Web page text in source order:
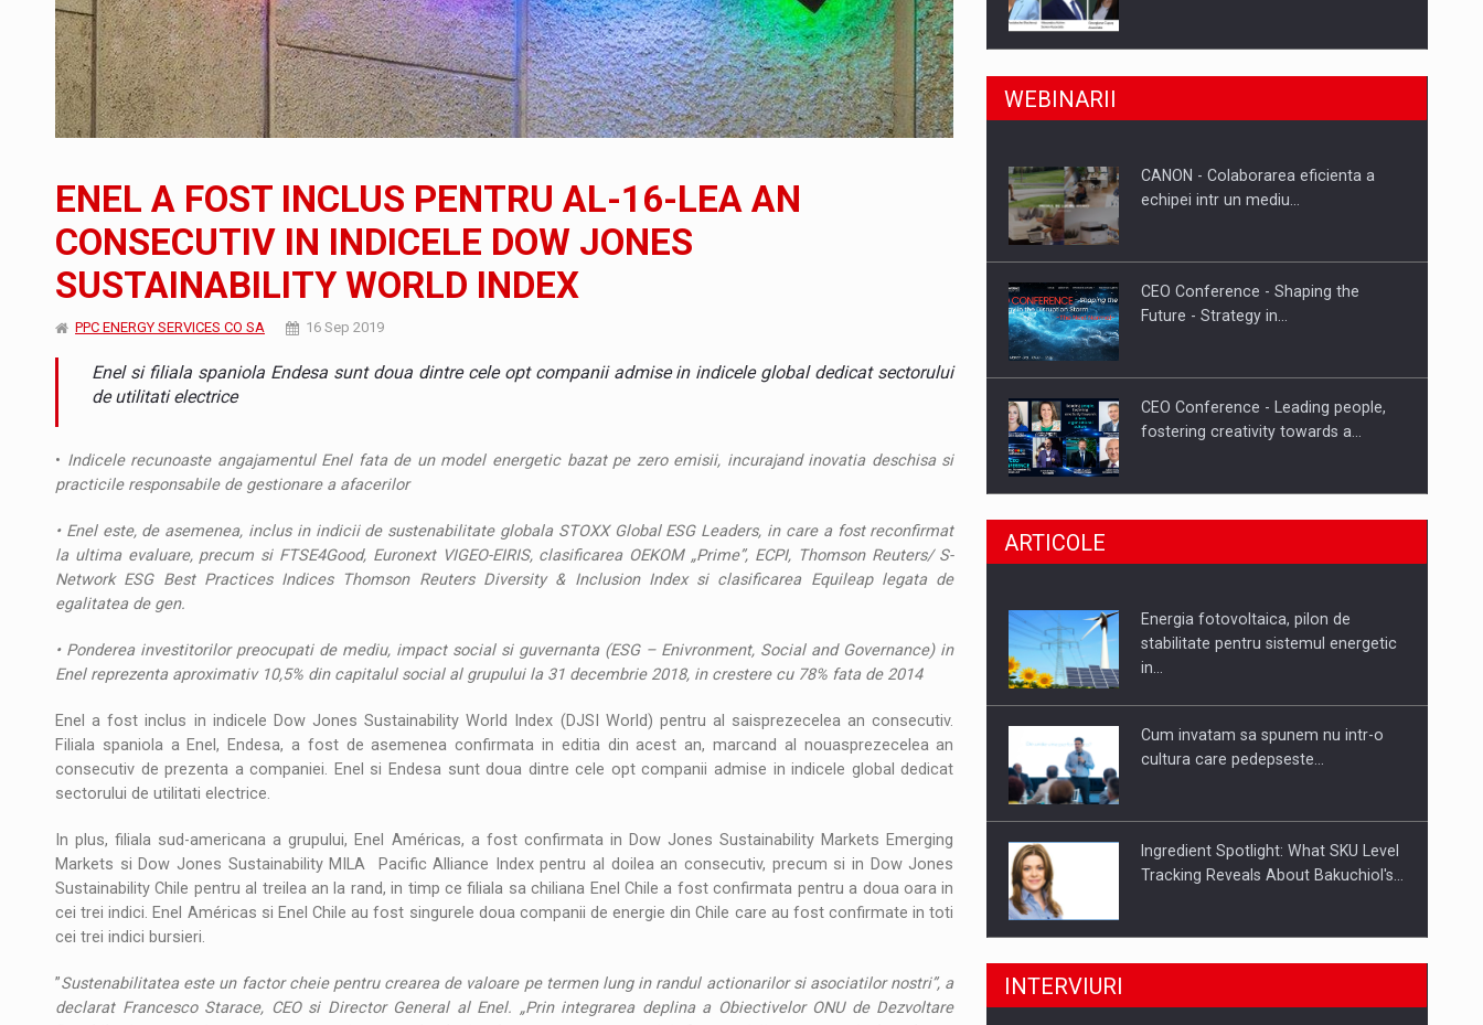
STIRI Hard Enduro Piatra Craiului 2026, fueled by benzinariile RO concept OSCAR – peste 500 de participanti
STIRI Fondul de investitii BoldMind si echipa de management a Pall-Ex, liderul pietei de transport paletizat din Romania, preiau compania intr-o tranzactie de peste 25…
STIRI RANGE ROVER DEZVALUIE AL CINCILEA MEMBRU AL FAMILIEI: RANGE ROVER GT
STIRI Noul Mercedes-Benz VLE este acum disponibil pentru comanda intr-o gama extinsa de variante atragatoare
STIRI JAECOO 5 SHS-H a ajuns in Romania
ARTICOLE Proteinmaxxing and the Future of Protein Demand
ENEL A FOST INCLUS PENTRU AL-16-LEA AN
CONSECUTIV IN INDICELE DOW JONES
SUSTAINABILITY WORLD INDEX
PPC ENERGY SERVICES CO SA 16 Sep 2019
Enel si filiala spaniola Endesa sunt doua dintre cele opt companii admise in indicele global dedicat sectorului
de utilitati electrice
• Indicele recunoaste angajamentul Enel fata de un model energetic bazat pe zero emisii, incurajand inovatia deschisa si
practicile responsabile de gestionare a afacerilor
• Enel este, de asemenea, inclus in indicii de sustenabilitate globala STOXX Global ESG Leaders, in care a fost reconfirmat
la ultima evaluare, precum si FTSE4Good, Euronext VIGEO-EIRIS, clasificarea OEKOM „Prime”, ECPI, Thomson Reuters/ S-
Network ESG Best Practices Indices Thomson Reuters Diversity & Inclusion Index si clasificarea Equileap legata de
egalitatea de gen.
• Ponderea investitorilor preocupati de mediu, impact social si guvernanta (ESG – Enivronment, Social and Governance) in
Enel reprezenta aproximativ 10,5% din capitalul social al grupului la 31 decembrie 2018, in crestere cu 78% fata de 2014
Enel a fost inclus in indicele Dow Jones Sustainability World Index (DJSI World) pentru al saisprezecelea an consecutiv.
Filiala spaniola a Enel, Endesa, a fost de asemenea confirmata in editia din acest an, marcand al nouasprezecelea an
consecutiv de prezenta a companiei. Enel si Endesa sunt doua dintre cele opt companii admise in indicele global dedicat
sectorului de utilitati electrice.
In plus, filiala sud-americana a grupului, Enel Américas, a fost confirmata in Dow Jones Sustainability Markets Emerging
Markets si Dow Jones Sustainability MILA Pacific Alliance Index pentru al doilea an consecutiv, precum si in Dow Jones
Sustainability Chile pentru al treilea an la rand, in timp ce filiala sa chiliana Enel Chile a fost confirmata pentru a doua oara in
cei trei indici. Enel Américas si Enel Chile au fost singurele doua companii de energie din Chile care au fost confirmate in toti
cei trei indici bursieri.
”Sustenabilitatea este un factor cheie pentru crearea de valoare pe termen lung in randul actionarilor si asociatilor nostri”, a
declarat Francesco Starace, CEO si Director General al Enel. „Prin integrarea deplina a Obiectivelor ONU de Dezvoltare
SAPTE PERSONALITATI DIN MEDIUL
Hard Enduro Piatra Craiului 2026,
WEBINARII
CANON - Colaborarea eficienta a
echipei intr un mediu…
CEO Conference - Shaping the
Future - Strategy in…
CEO Conference - Leading people,
fostering creativity towards a…
CEO Conference - Shaping The
Webinar - Business Evolution-
RETHINK STRATEGY-Finantare
ARTICOLE
Energia fotovoltaica, pilon de
stabilitate pentru sistemul energetic
in…
Cum invatam sa spunem nu intr-o
cultura care pedepseste…
Ingredient Spotlight: What SKU Level
Tracking Reveals About Bakuchiol's…
Producatorii si comerciantii care nu
INTERVIURI